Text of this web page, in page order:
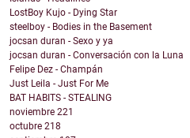
LostBoy Kujo - Dying Star
steelboy - Bodies in the Basement
jocsan duran - Sexo y ya
jocsan duran - Conversación con la Luna
Felipe Dez - Champán
Just Leila - Just For Me
BAT HABITS - STEALING
noviembre 221
octubre 218